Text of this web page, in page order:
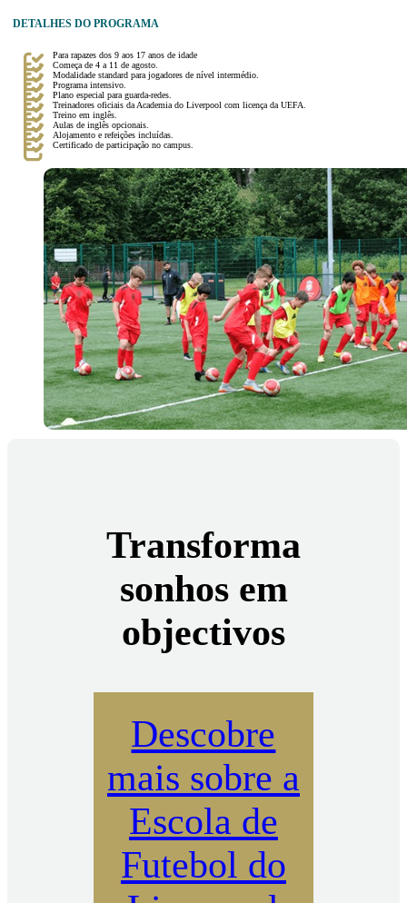
DETALHES DO PROGRAMA
Para rapazes dos 9 aos 17 anos de idade
Começa de 4 a 11 de agosto.
Modalidade standard para jogadores de nível intermédio.
Programa intensivo.
Plano especial para guarda-redes.
Treinadores oficiais da Academia do Liverpool com licença da UEFA.
Treino em inglês.
Aulas de inglês opcionais.
Alojamento e refeições incluídas.
Certificado de participação no campus.
Transforma
sonhos em
objectivos
Descobre
mais sobre a
Escola de
Futebol do